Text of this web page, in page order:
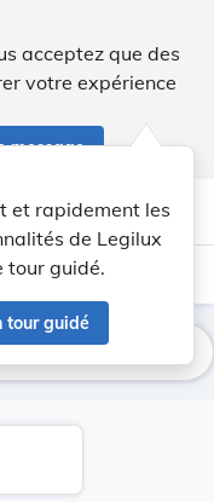
acceptez que des
votre expérience
message
Aide
et rapidement les
de Legilux
tour guidé.
tour guidé
light_mode dark_mode